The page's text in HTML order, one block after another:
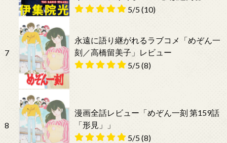
5/5(10)
7
永遠に語り継がれるラブコメ「めぞん一
刻／高橋留美子」レビュー
5/5(8)
8
漫画全話レビュー「めぞん一刻 第159話
「形見」」
5/5(8)